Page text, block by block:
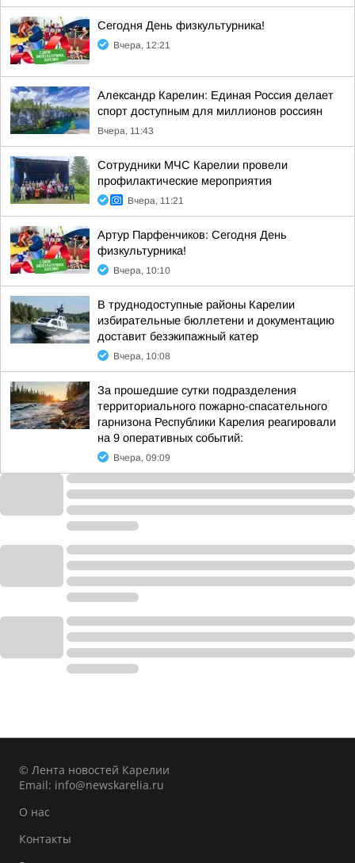
Сегодня День физкультурника!
Вчера, 12:21
Александр Карелин: Единая Россия делает
спорт доступным для миллионов россиян
Вчера, 11:43
Сотрудники МЧС Карелии провели
профилактические мероприятия
Вчера, 11:21
Артур Парфенчиков: Сегодня День
физкультурника!
Вчера, 10:10
В труднодоступные районы Карелии
избирательные бюллетени и документацию
доставит безэкипажный катер
Вчера, 10:08
За прошедшие сутки подразделения
территориального пожарно-спасательного
гарнизона Республики Карелия реагировали
на 9 оперативных событий:
Вчера, 09:09
© Лента новостей Карелии
Email: info@newskarelia.ru
О нас
Контакты